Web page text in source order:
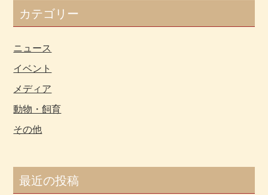
カテゴリー
ニュース
イベント
メディア
動物・飼育
その他
最近の投稿